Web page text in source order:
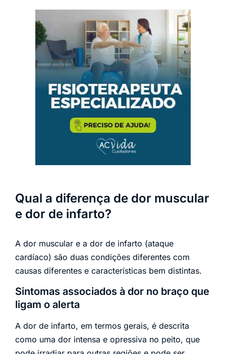
Qual a diferença de dor muscular
e dor de infarto?
A dor muscular e a dor de infarto (ataque
cardíaco) são duas condições diferentes com
causas diferentes e características bem distintas.
Sintomas associados à dor no braço que
ligam o alerta
A dor de infarto, em termos gerais, é descrita
como uma dor intensa e opressiva no peito, que